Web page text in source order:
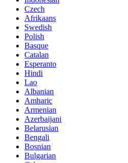
Czech
Afrikaans
Swedish
Polish
Basque
Catalan
Esperanto
Hindi
Lao
Albanian
Amharic
Armenian
Azerbaijani
Belarusian
Bengali
Bosnian
Bulgarian